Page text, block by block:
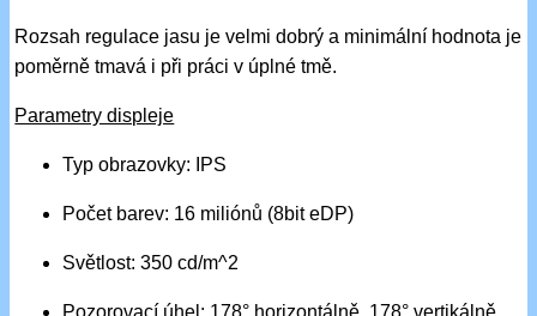
Rozsah regulace jasu je velmi dobrý a minimální hodnota je
poměrně tmavá i při práci v úplné tmě.
Parametry displeje
Typ obrazovky: IPS
Počet barev: 16 miliónů (8bit eDP)
Světlost: 350 cd/m^2